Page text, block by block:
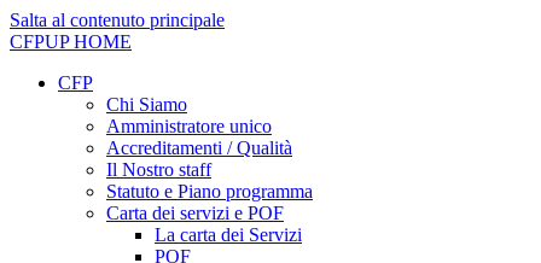
Salta al contenuto principale
CFPUPHOME
CFP
Chi Siamo
Amministratore unico
Accreditamenti / Qualità
Il Nostro staff
Statuto e Piano programma
Carta dei servizi e POF
La carta dei Servizi
POF